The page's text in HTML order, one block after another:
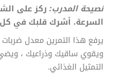
نصيحة المدرب:ركز على
السرعة. أشرك قلبك في
يرفع هذا التمرين معدل ضربات
ويقوي ساقيك وذراعيك ،
التمثيل الغذائي.